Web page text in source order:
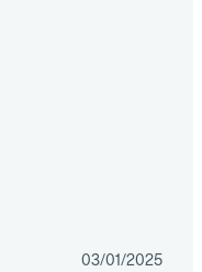
03/01/2025